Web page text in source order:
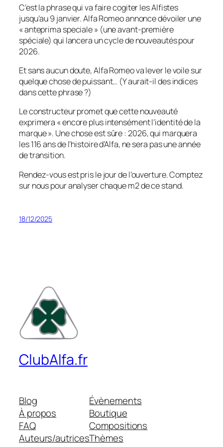
C’est la phrase qui va faire cogiter lesAlfistes
jusqu’au 9 janvier. Alfa Romeo annonce dévoiler une
« anteprima speciale » (une avant-première
spéciale) qui lancera un cycle de nouveautés pour
2026.
Et sans aucun doute, Alfa Romeo va lever le voile sur
quelque chose de puissant… (Y aurait-il des indices
dans cette phrase ?)
Le constructeur promet que cette nouveauté
exprimera « encore plus intensément l’identité de la
marque ». Une chose est sûre : 2026, qui marquera
les 116 ans de l’histoire d’Alfa, ne sera pas une année
de transition.
Rendez-vous est pris le jour de l’ouverture. Comptez
sur nous pour analyser chaque m2 de ce stand.
18/12/2025
ClubAlfa.fr
Blog
À propos
FAQ
Auteurs/autrices
Évènements
Boutique
Compositions
Thèmes